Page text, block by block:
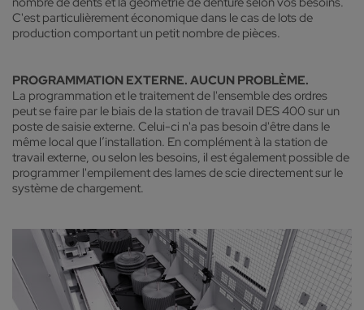
C'est particulièrement économique dans le cas de lots de
production comportant un petit nombre de pièces.
PROGRAMMATION EXTERNE. AUCUN PROBLÈME.
La programmation et le traitement de l'ensemble des ordres
peut se faire par le biais de la station de travail DES 400 sur un
poste de saisie externe. Celui-ci n'a pas besoin d'être dans le
même local que l’installation. En complément à la station de
travail externe, ou selon les besoins, il est également possible de
programmer l'empilement des lames de scie directement sur le
système de chargement.